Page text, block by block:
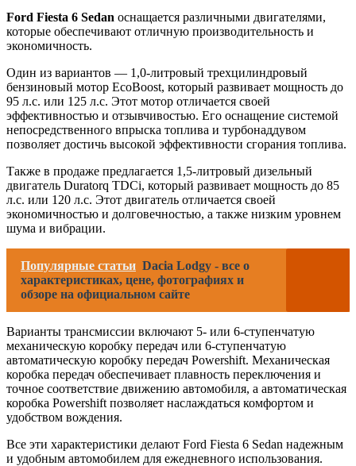
Ford Fiesta 6 Sedan оснащается различными двигателями,
которые обеспечивают отличную производительность и
экономичность.
Один из вариантов — 1,0-литровый трехцилиндровый
бензиновый мотор EcoBoost, который развивает мощность до
95 л.с. или 125 л.с. Этот мотор отличается своей
эффективностью и отзывчивостью. Его оснащение системой
непосредственного впрыска топлива и турбонаддувом
позволяет достичь высокой эффективности сгорания топлива.
Также в продаже предлагается 1,5-литровый дизельный
двигатель Duratorq TDCi, который развивает мощность до 85
л.с. или 120 л.с. Этот двигатель отличается своей
экономичностью и долговечностью, а также низким уровнем
шума и вибрации.
Популярные статьи Dacia Lodgy - все о
характеристиках, цене, фотографиях и
обзоре на официальном сайте
Варианты трансмиссии включают 5- или 6-ступенчатую
механическую коробку передач или 6-ступенчатую
автоматическую коробку передач Powershift. Механическая
коробка передач обеспечивает плавность переключения и
точное соответствие движению автомобиля, а автоматическая
коробка Powershift позволяет наслаждаться комфортом и
удобством вождения.
Все эти характеристики делают Ford Fiesta 6 Sedan надежным
и удобным автомобилем для ежедневного использования.